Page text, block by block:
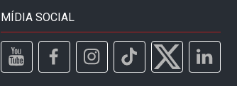
MÍDIA SOCIAL